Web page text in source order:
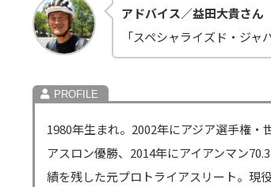
アドバイス／益田大貴さん
「スペシャライズド・ジ
1980年生まれ。2002年にアジア選手権
アスロン優勝、2014年にアイアンマン
績を残した元プロトライアスリート。現